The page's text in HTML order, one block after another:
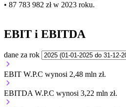
• 87 783 982 zł w 2023 roku.
EBIT i EBITDA
dane za rok
EBIT W.P.C wynosi 2,48 mln zł.
EBITDA W.P.C wynosi 3,22 mln zł.